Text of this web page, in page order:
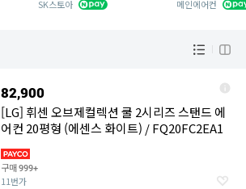
SK스토아 메인에어컨
82,900
[LG] 휘센 오브제컬렉션 쿨 2시리즈 스탠드 에
어컨 20평형 (에센스 화이트) / FQ20FC2EA1
구매999+
11번가